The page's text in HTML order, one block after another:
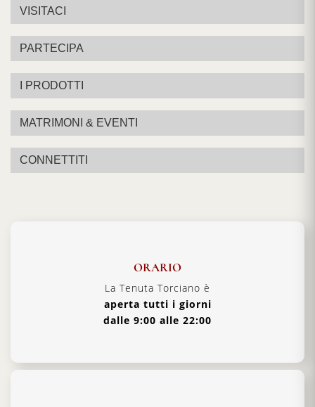
VISITACI
PARTECIPA
I PRODOTTI
MATRIMONI & EVENTI
CONNETTITI
ORARIO
La Tenuta Torciano è
aperta tutti i giorni
dalle 9:00 alle 22:00